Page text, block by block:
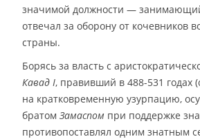
значимой должности —
отвечал за оборону от кочевников
страны.
Борясь за власть с
Кавад I, правивший в 488-531 годах
на кратковременную узурпацию,
братом Замаспом при поддержке
противопоставлял одним знатным